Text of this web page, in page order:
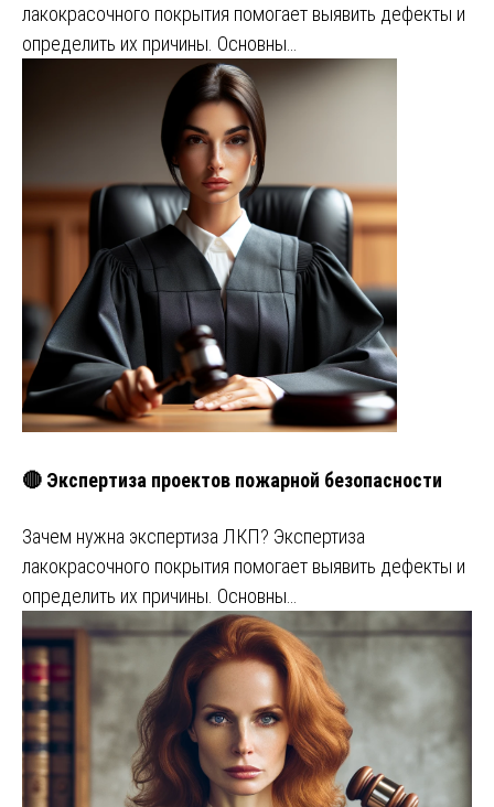
лакокрасочного покрытия помогает выявить дефекты и
определить их причины. Основны…
🔴 Экспертиза проектов пожарной безопасности
Зачем нужна экспертиза ЛКП? Экспертиза
лакокрасочного покрытия помогает выявить дефекты и
определить их причины. Основны…